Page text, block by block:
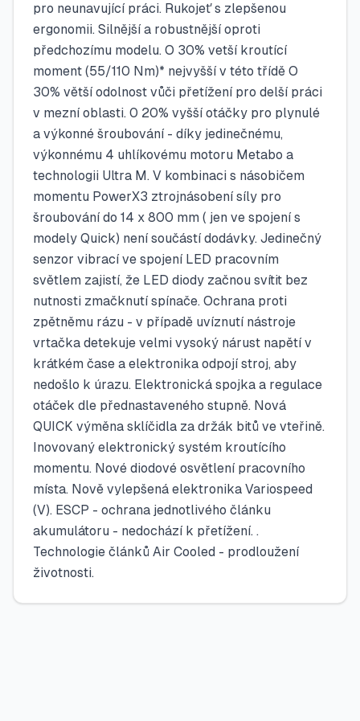
pro neunavující práci. Rukojeť s zlepšenou
ergonomii. Silnější a robustnější oproti
předchozímu modelu. O 30% vetší kroutící
moment (55/110 Nm)* nejvyšší v této třídě O
30% větší odolnost vůči přetížení pro delší práci
v mezní oblasti. 0 20% vyšší otáčky pro plynulé
a výkonné šroubování - díky jedinečnému,
výkonnému 4 uhlíkovému motoru Metabo a
technologii Ultra M. V kombinaci s násobičem
momentu PowerX3 ztrojnásobení síly pro
šroubování do 14 x 800 mm ( jen ve spojení s
modely Quick) není součástí dodávky. Jedinečný
senzor vibrací ve spojení LED pracovním
světlem zajistí, že LED diody začnou svítit bez
nutnosti zmačknutí spínače. Ochrana proti
zpětněmu rázu - v případě uvíznutí nástroje
vrtačka detekuje velmi vysoký nárust napětí v
krátkém čase a elektronika odpojí stroj, aby
nedošlo k úrazu. Elektronická spojka a regulace
otáček dle přednastaveného stupně. Nová
QUICK výměna sklíčidla za držák bitů ve vteřině.
Inovovaný elektronický systém kroutícího
momentu. Nové diodové osvětlení pracovního
místa. Nově vylepšená elektronika Variospeed
(V). ESCP - ochrana jednotlivého článku
akumulátoru - nedochází k přetížení. .
Technologie článků Air Cooled - prodloužení
životnosti.